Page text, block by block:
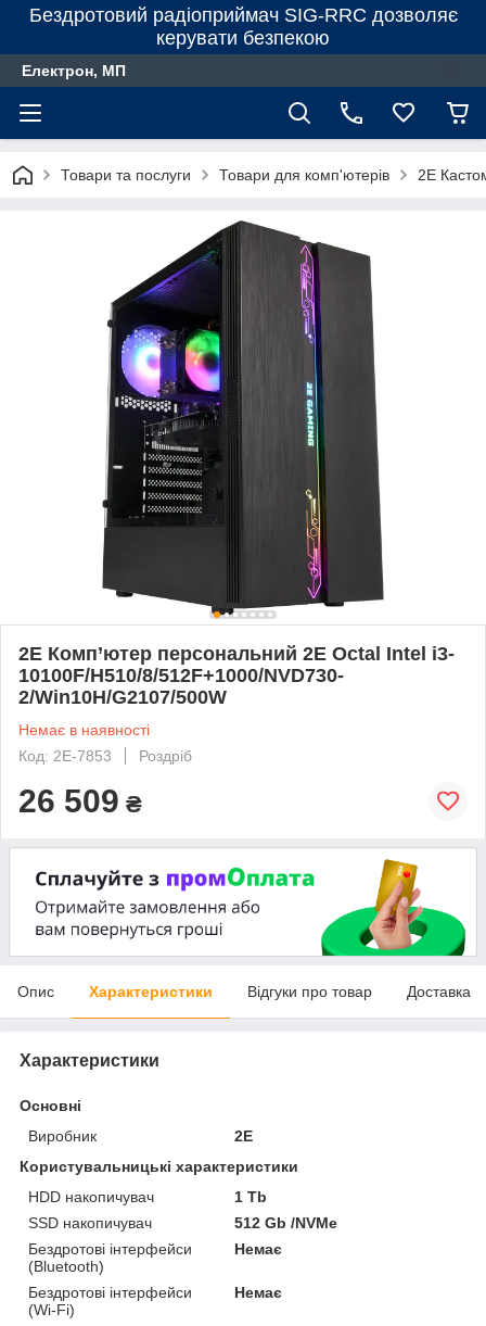
Бездротовий радіоприймач SIG-RRC дозволяє
керувати безпекою
Електрон, МП
Товари та послуги Товари для комп'ютерів 2E
2E Комп’ютер персональний 2E Octal Intel i3-
10100F/H510/8/512F+1000/NVD730-
2/Win10H/G2107/500W
Немає в наявності
Код: 2E-7853
Роздріб
26 509 ₴
Опис Характеристики Відгуки про товар Доставка
Характеристики
Основні
Виробник
2E
Користувальницькі характеристики
HDD накопичувач
1 Tb
SSD накопичувач
512 Gb /NVMe
Бездротові інтерфейси
(Bluetooth)
Немає
Бездротові інтерфейси
(Wi-Fi)
Немає